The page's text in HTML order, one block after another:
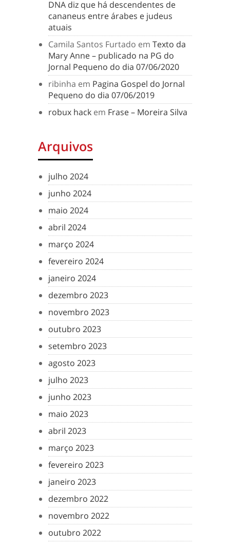
DNA diz que há descendentes de
cananeus entre árabes e judeus
atuais
Camila Santos Furtado em Texto da
Mary Anne – publicado na PG do
Jornal Pequeno do dia 07/06/2020
ribinha em Pagina Gospel do Jornal
Pequeno do dia 07/06/2019
robux hack em Frase – Moreira Silva
Arquivos
julho 2024
junho 2024
maio 2024
abril 2024
março 2024
fevereiro 2024
janeiro 2024
dezembro 2023
novembro 2023
outubro 2023
setembro 2023
agosto 2023
julho 2023
junho 2023
maio 2023
abril 2023
março 2023
fevereiro 2023
janeiro 2023
dezembro 2022
novembro 2022
outubro 2022